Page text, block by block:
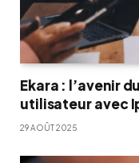
Ekara : l’avenir
utilisateur avec
29 AOÛT 2025